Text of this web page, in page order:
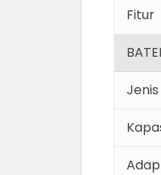
Fitur
Jenis